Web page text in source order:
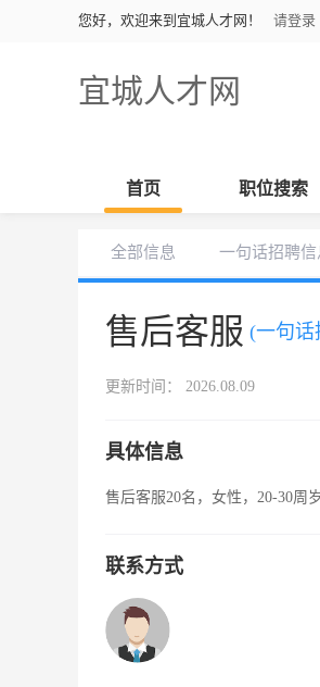
您好，欢迎来到宜城人才网！ 请登录
宜城人才网
首页 职位搜索
全部信息 一句话招聘信
售后客服 (一句话
更新时间： 2026.08.09
具体信息
售后客服20名，女性，20-30周
联系方式